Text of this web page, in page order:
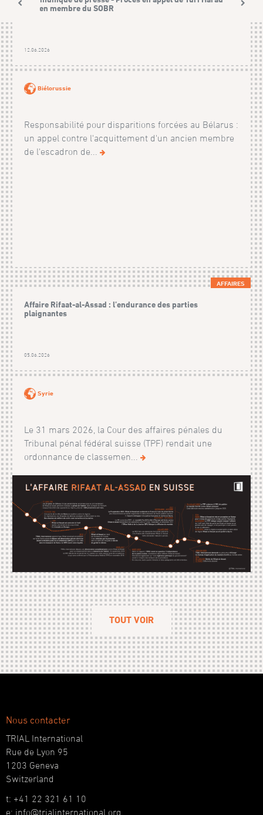
ancien membre du SOBR
12.06.2026
Biélorussie
Responsabilité pour disparitions forcées au Bélarus :
un appel contre l'acquittement d'un ancien membre
de l'escadron de...
AFFAIRES
Affaire Rifaat-al-Assad : l’endurance des parties
plaignantes
05.06.2026
Syrie
Le 31 mars 2026, la Cour des affaires pénales du
Tribunal pénal fédéral suisse (TPF) rendait une
ordonnance de classemen...
TOUT VOIR
Nous contacter
TRIAL International
Rue de Lyon 95
1203 Geneva
Switzerland
t: +41 22 321 61 10
e: info@trialinternational.org